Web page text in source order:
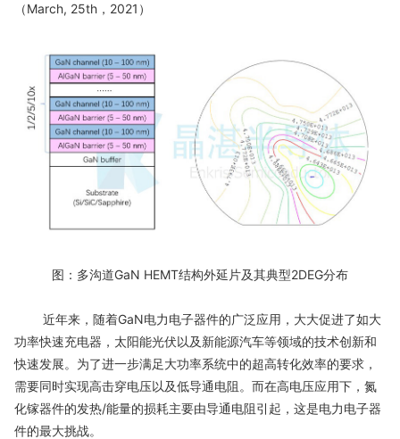
（March, 25th，2021）
图：多沟道GaN HEMT结构外延片及其典型2DEG分布
近年来，随着GaN电力电子器件的广泛应用，大大促进了如大
功率快速充电器，太阳能光伏以及新能源汽车等领域的技术创新和
快速发展。为了进一步满足大功率系统中的超高转化效率的要求，
需要同时实现高击穿电压以及低导通电阻。而在高电压应用下，氮
化镓器件的发热/能量的损耗主要由导通电阻引起，这是电力电子器
件的最大挑战。